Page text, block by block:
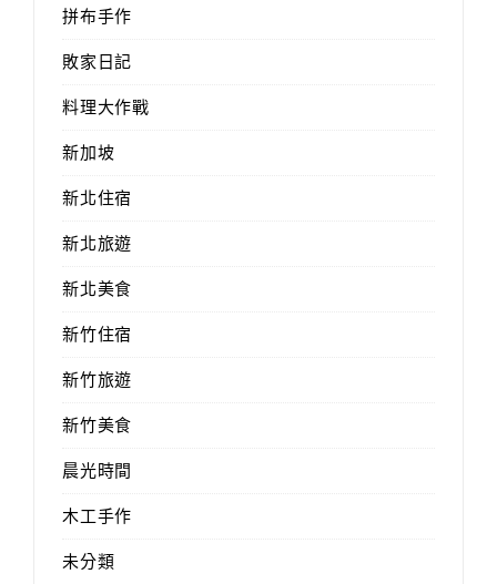
拼布手作
敗家日記
料理大作戰
新加坡
新北住宿
新北旅遊
新北美食
新竹住宿
新竹旅遊
新竹美食
晨光時間
木工手作
未分類